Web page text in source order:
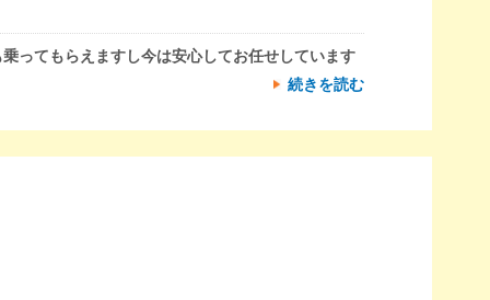
ってもらえますし今は安心してお任せしています
続きを読む